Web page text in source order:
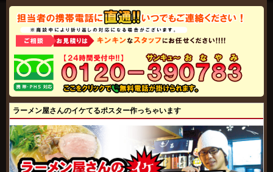
ラーメン屋さんのイケてるポスター作っちゃいます